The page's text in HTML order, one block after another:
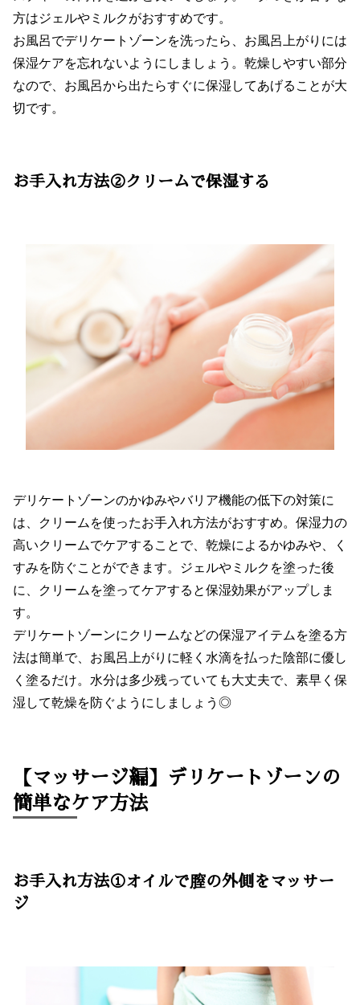
方はジェルやミルクがおすすめです。
お風呂でデリケートゾーンを洗ったら、お風呂上がりには
保湿ケアを忘れないようにしましょう。乾燥しやすい部分
なので、お風呂から出たらすぐに保湿してあげることが大
切です。
お手入れ方法②クリームで保湿する
デリケートゾーンのかゆみやバリア機能の低下の対策に
は、クリームを使ったお手入れ方法がおすすめ。保湿力の
高いクリームでケアすることで、乾燥によるかゆみや、く
すみを防ぐことができます。ジェルやミルクを塗った後
に、クリームを塗ってケアすると保湿効果がアップしま
す。
デリケートゾーンにクリームなどの保湿アイテムを塗る方
法は簡単で、お風呂上がりに軽く水滴を払った陰部に優し
く塗るだけ。水分は多少残っていても大丈夫で、素早く保
湿して乾燥を防ぐようにしましょう◎
【マッサージ編】デリケートゾーンの
簡単なケア方法
お手入れ方法①オイルで膣の外側をマッサー
ジ